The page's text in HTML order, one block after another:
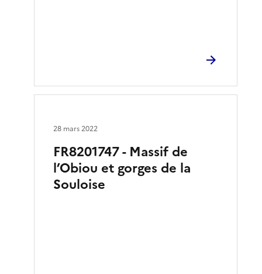
FR8201747 - Massif de
l’Obiou et gorges de la
Souloise
28 mars 2022